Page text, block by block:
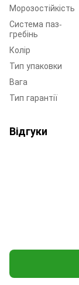
Морозостійкість
Система паз-
гребінь
Колір
Тип упаковки
Вага
Тип гарантії
Відгуки